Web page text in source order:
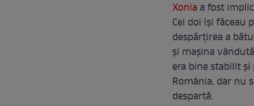
Xonia a fost
Cei doi își
despărțirea a
și mașina
era bine stabilit
România, dar nu
despartă.